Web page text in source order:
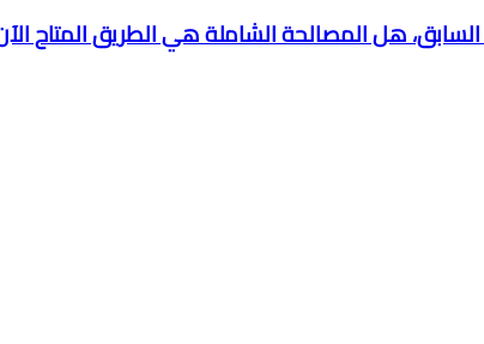
هل المصالحة الشاملة هي الطريق المتاح